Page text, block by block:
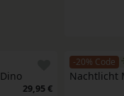
29,95 €
-20% Code
Nachtlicht